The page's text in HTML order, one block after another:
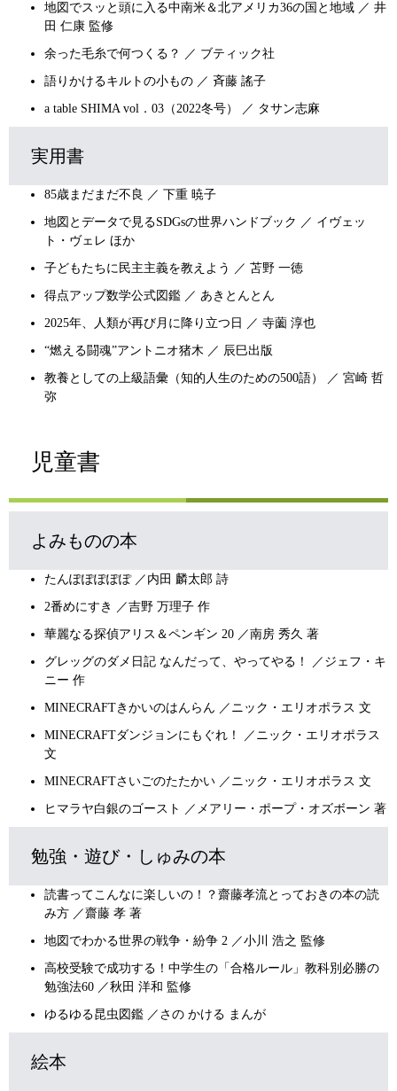
地図でスッと頭に入る中南米＆北アメリカ36の国と地域 ／ 井
田 仁康 監修
余った毛糸で何つくる？ ／ ブティック社
語りかけるキルトの小もの ／ 斉藤 謠子
a table SHIMA vol．03（2022冬号） ／ タサン志麻
実用書
85歳まだまだ不良 ／ 下重 暁子
地図とデータで見るSDGsの世界ハンドブック ／ イヴェッ
ト・ヴェレ ほか
子どもたちに民主主義を教えよう ／ 苫野 一徳
得点アップ数学公式図鑑 ／ あきとんとん
2025年、人類が再び月に降り立つ日 ／ 寺薗 淳也
“燃える闘魂”アントニオ猪木 ／ 辰巳出版
教養としての上級語彙（知的人生のための500語） ／ 宮崎 哲
弥
児童書
よみものの本
たんぽぽぽぽぽ ／内田 麟太郎 詩
2番めにすき ／吉野 万理子 作
華麗なる探偵アリス＆ペンギン 20 ／南房 秀久 著
グレッグのダメ日記 なんだって、やってやる！ ／ジェフ・キ
ニー 作
MINECRAFTきかいのはんらん ／ニック・エリオポラス 文
MINECRAFTダンジョンにもぐれ！ ／ニック・エリオポラス
文
MINECRAFTさいごのたたかい ／ニック・エリオポラス 文
ヒマラヤ白銀のゴースト ／メアリー・ポープ・オズボーン 著
勉強・遊び・しゅみの本
読書ってこんなに楽しいの！？齋藤孝流とっておきの本の読
み方 ／齋藤 孝 著
地図でわかる世界の戦争・紛争 2 ／小川 浩之 監修
高校受験で成功する！中学生の「合格ルール」教科別必勝の
勉強法60 ／秋田 洋和 監修
ゆるゆる昆虫図鑑 ／さの かける まんが
絵本